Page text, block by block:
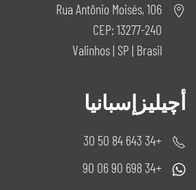
Rua Antônio Moisés, 106
CEP: 13277-240
Valinhos | SP | Brasil
أچيليزإسبانيا
+34 643 84 50 30
+34 698 90 06 90